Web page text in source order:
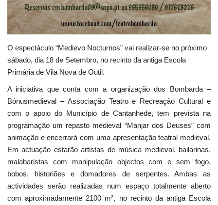
O espectáculo “Medievo Nocturnos” vai realizar-se no próximo
sábado, dia 18 de Setembro, no recinto da antiga Escola
Primária de Vila Nova de Outil.
A iniciativa que conta com a organização dos Bombarda –
Bónusmedieval – Associação Teatro e Recreação Cultural e
com o apoio do Município de Cantanhede, tem prevista na
programação um repasto medieval “Manjar dos Deuses” com
animação e encerrará com uma apresentação teatral medieval.
Em actuação estarão artistas de música medieval, bailarinas,
malabaristas com manipulação objectos com e sem fogo,
bobos, historiões e domadores de serpentes. Ambas as
actividades serão realizadas num espaço totalmente aberto
com aproximadamente 2100 m², no recinto da antiga Escola